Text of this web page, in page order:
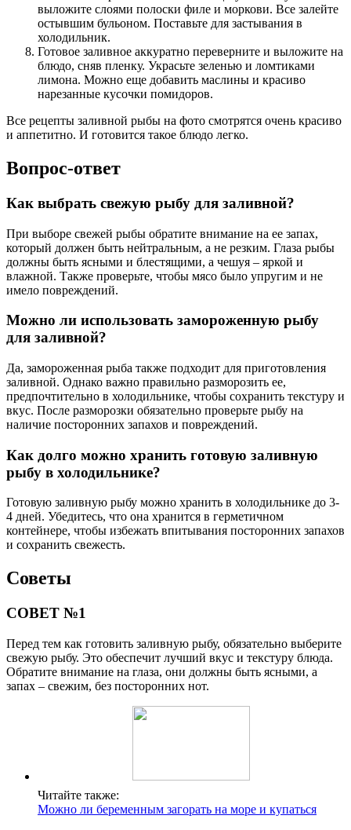
выложите слоями полоски филе и моркови. Все залейте
остывшим бульоном. Поставьте для застывания в
холодильник.
Готовое заливное аккуратно переверните и выложите на
блюдо, сняв пленку. Украсьте зеленью и ломтиками
лимона. Можно еще добавить маслины и красиво
нарезанные кусочки помидоров.
Все рецепты заливной рыбы на фото смотрятся очень красиво
и аппетитно. И готовится такое блюдо легко.
Вопрос-ответ
Как выбрать свежую рыбу для заливной?
При выборе свежей рыбы обратите внимание на ее запах,
который должен быть нейтральным, а не резким. Глаза рыбы
должны быть ясными и блестящими, а чешуя – яркой и
влажной. Также проверьте, чтобы мясо было упругим и не
имело повреждений.
Можно ли использовать замороженную рыбу
для заливной?
Да, замороженная рыба также подходит для приготовления
заливной. Однако важно правильно разморозить ее,
предпочтительно в холодильнике, чтобы сохранить текстуру и
вкус. После разморозки обязательно проверьте рыбу на
наличие посторонних запахов и повреждений.
Как долго можно хранить готовую заливную
рыбу в холодильнике?
Готовую заливную рыбу можно хранить в холодильнике до 3-
4 дней. Убедитесь, что она хранится в герметичном
контейнере, чтобы избежать впитывания посторонних запахов
и сохранить свежесть.
Советы
СОВЕТ №1
Перед тем как готовить заливную рыбу, обязательно выберите
свежую рыбу. Это обеспечит лучший вкус и текстуру блюда.
Обратите внимание на глаза, они должны быть ясными, а
запах – свежим, без посторонних нот.
Читайте также:
Можно ли беременным загорать на море и купаться